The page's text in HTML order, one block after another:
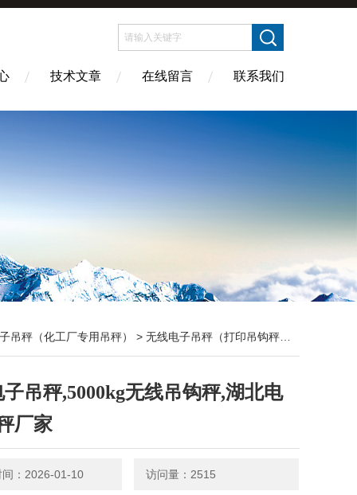
技术文章 在线留言 联系我们
吊秤（化工厂专用吊秤） > 无线电子吊秤（打印吊钩秤）
子吊秤,5000kg无线吊钩秤,湖北电
厂家
间：2026-01-10 访问量：2515